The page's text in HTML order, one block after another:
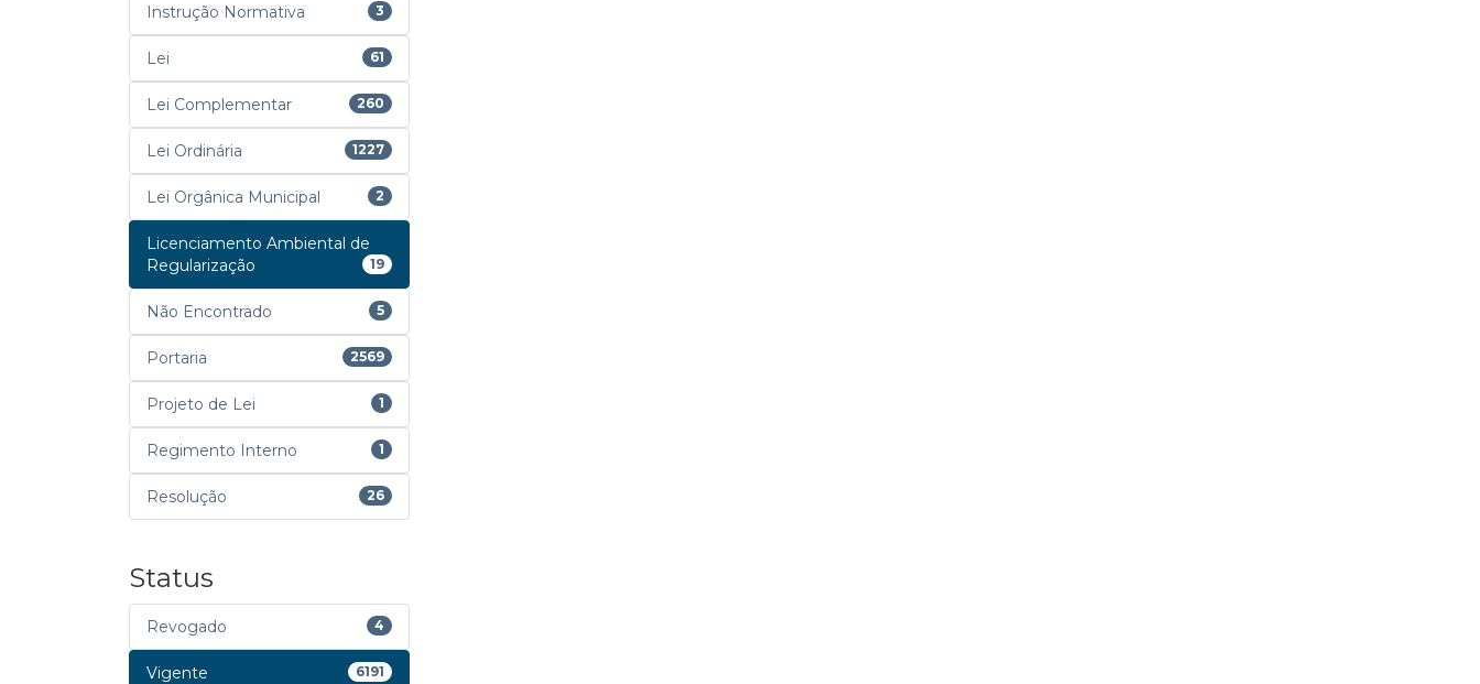
Instrução Normativa 3
Lei 61
Lei Complementar 260
Lei Ordinária 1227
Lei Orgânica Municipal 2
Licenciamento Ambiental de
Regularização
19
Não Encontrado 5
Portaria 2569
Projeto de Lei 1
Regimento Interno 1
Resolução 26
Status
Revogado 4
Vigente 6191